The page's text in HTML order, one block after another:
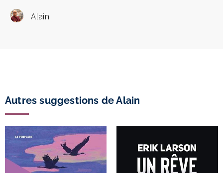
Alain
Autres suggestions de Alain